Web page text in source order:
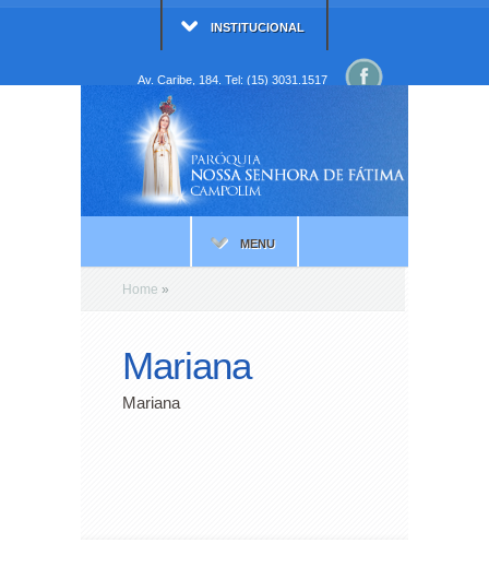
INSTITUCIONAL
Av. Caribe, 184. Tel: (15) 3031.1517
MENU
Home »
Mariana
Mariana